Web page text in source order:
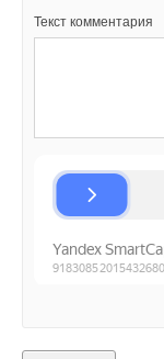
Текст комментария